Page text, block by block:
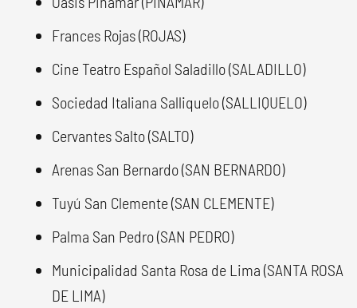
Frances Rojas (ROJAS)
Cine Teatro Español Saladillo (SALADILLO)
Sociedad Italiana Salliquelo (SALLIQUELO)
Cervantes Salto (SALTO)
Arenas San Bernardo (SAN BERNARDO)
Tuyú San Clemente (SAN CLEMENTE)
Palma San Pedro (SAN PEDRO)
Municipalidad Santa Rosa de Lima (SANTA ROSA
DE LIMA)